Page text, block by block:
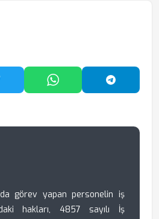
Paylaş
WhatsApp'ta Paylaş
görev yapan personelin iş
hakları, 4857 sayılı İş